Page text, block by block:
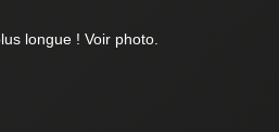
longue ! Voir photo.